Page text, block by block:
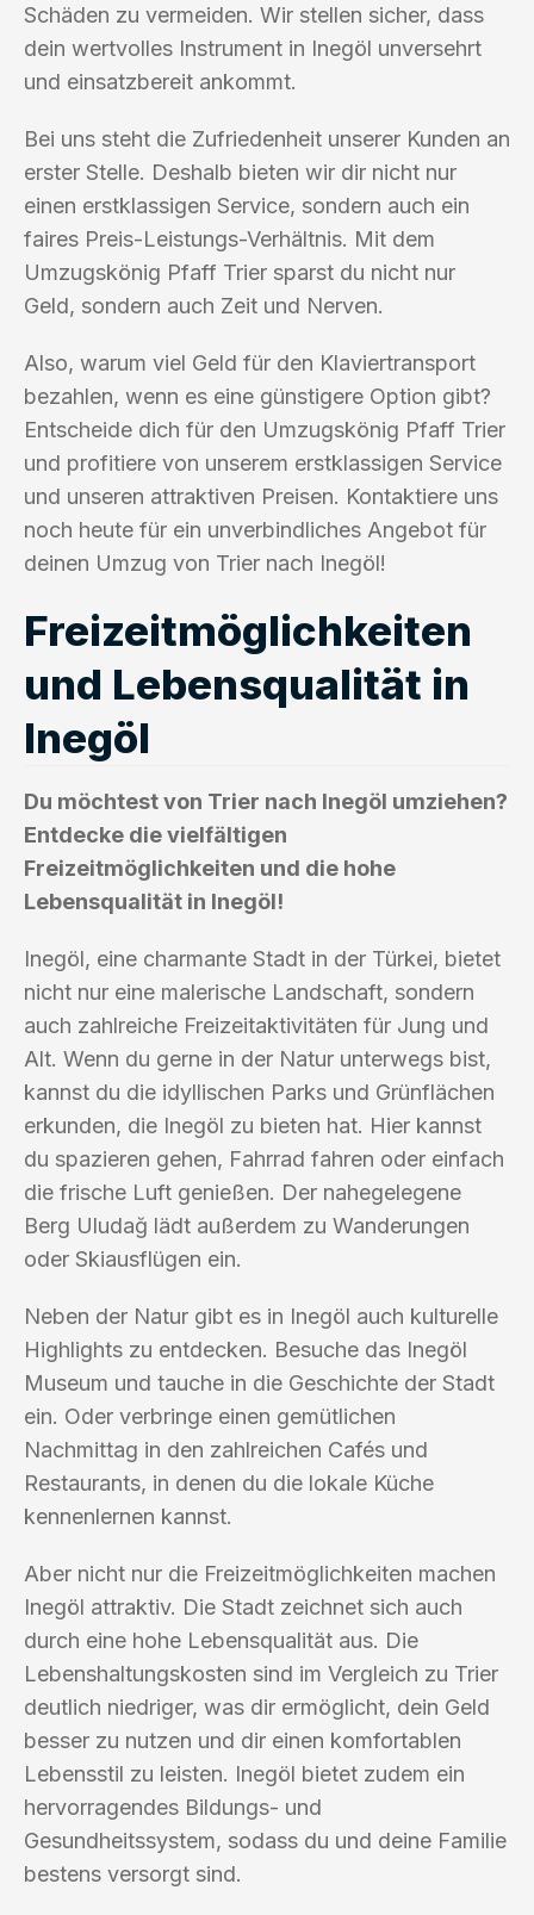
Schäden zu vermeiden. Wir stellen sicher, dass
dein wertvolles Instrument in Inegöl unversehrt
und einsatzbereit ankommt.
Bei uns steht die Zufriedenheit unserer Kunden an
erster Stelle. Deshalb bieten wir dir nicht nur
einen erstklassigen Service, sondern auch ein
faires Preis-Leistungs-Verhältnis. Mit dem
Umzugskönig Pfaff Trier sparst du nicht nur
Geld, sondern auch Zeit und Nerven.
Also, warum viel Geld für den Klaviertransport
bezahlen, wenn es eine günstigere Option gibt?
Entscheide dich für den Umzugskönig Pfaff Trier
und profitiere von unserem erstklassigen Service
und unseren attraktiven Preisen. Kontaktiere uns
noch heute für ein unverbindliches Angebot für
deinen Umzug von Trier nach Inegöl!
Freizeitmöglichkeiten
und Lebensqualität in
Inegöl
Du möchtest von Trier nach Inegöl umziehen?
Entdecke die vielfältigen
Freizeitmöglichkeiten und die hohe
Lebensqualität in Inegöl!
Inegöl, eine charmante Stadt in der Türkei, bietet
nicht nur eine malerische Landschaft, sondern
auch zahlreiche Freizeitaktivitäten für Jung und
Alt. Wenn du gerne in der Natur unterwegs bist,
kannst du die idyllischen Parks und Grünflächen
erkunden, die Inegöl zu bieten hat. Hier kannst
du spazieren gehen, Fahrrad fahren oder einfach
die frische Luft genießen. Der nahegelegene
Berg Uludağ lädt außerdem zu Wanderungen
oder Skiausflügen ein.
Neben der Natur gibt es in Inegöl auch kulturelle
Highlights zu entdecken. Besuche das Inegöl
Museum und tauche in die Geschichte der Stadt
ein. Oder verbringe einen gemütlichen
Nachmittag in den zahlreichen Cafés und
Restaurants, in denen du die lokale Küche
kennenlernen kannst.
Aber nicht nur die Freizeitmöglichkeiten machen
Inegöl attraktiv. Die Stadt zeichnet sich auch
durch eine hohe Lebensqualität aus. Die
Lebenshaltungskosten sind im Vergleich zu Trier
deutlich niedriger, was dir ermöglicht, dein Geld
besser zu nutzen und dir einen komfortablen
Lebensstil zu leisten. Inegöl bietet zudem ein
hervorragendes Bildungs- und
Gesundheitssystem, sodass du und deine Familie
bestens versorgt sind.